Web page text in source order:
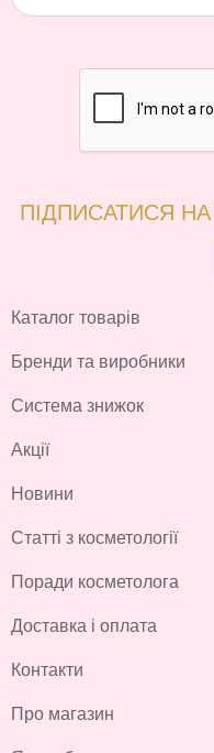
ПІДПИСАТИСЯ НА
Каталог товарів
Бренди та виробники
Система знижок
Акції
Новини
Статті з косметології
Поради косметолога
Доставка і оплата
Контакти
Про магазин